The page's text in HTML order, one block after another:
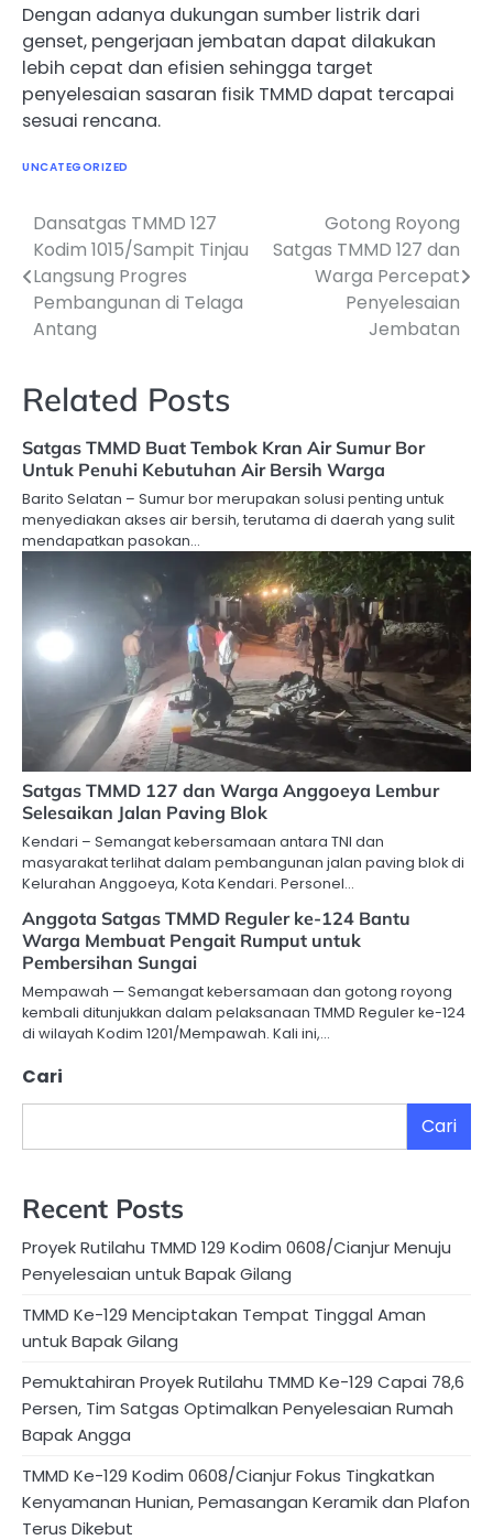
Dengan adanya dukungan sumber listrik dari
genset, pengerjaan jembatan dapat dilakukan
lebih cepat dan efisien sehingga target
penyelesaian sasaran fisik TMMD dapat tercapai
sesuai rencana.
UNCATEGORIZED
Navigasi
pos
Dansatgas TMMD 127
Kodim 1015/Sampit Tinjau
Langsung Progres
Pembangunan di Telaga
Antang
Gotong Royong
Satgas TMMD 127 dan
Warga Percepat
Penyelesaian
Jembatan
Related Posts
Satgas TMMD Buat Tembok Kran Air Sumur Bor
Untuk Penuhi Kebutuhan Air Bersih Warga
Barito Selatan – Sumur bor merupakan solusi penting untuk
menyediakan akses air bersih, terutama di daerah yang sulit
mendapatkan pasokan…
Satgas TMMD 127 dan Warga Anggoeya Lembur
Selesaikan Jalan Paving Blok
Kendari – Semangat kebersamaan antara TNI dan
masyarakat terlihat dalam pembangunan jalan paving blok di
Kelurahan Anggoeya, Kota Kendari. Personel…
Anggota Satgas TMMD Reguler ke-124 Bantu
Warga Membuat Pengait Rumput untuk
Pembersihan Sungai
Mempawah — Semangat kebersamaan dan gotong royong
kembali ditunjukkan dalam pelaksanaan TMMD Reguler ke-124
di wilayah Kodim 1201/Mempawah. Kali ini,…
Cari
Cari
Recent Posts
Proyek Rutilahu TMMD 129 Kodim 0608/Cianjur Menuju
Penyelesaian untuk Bapak Gilang
TMMD Ke-129 Menciptakan Tempat Tinggal Aman
untuk Bapak Gilang
Pemuktahiran Proyek Rutilahu TMMD Ke-129 Capai 78,6
Persen, Tim Satgas Optimalkan Penyelesaian Rumah
Bapak Angga
TMMD Ke-129 Kodim 0608/Cianjur Fokus Tingkatkan
Kenyamanan Hunian, Pemasangan Keramik dan Plafon
Terus Dikebut